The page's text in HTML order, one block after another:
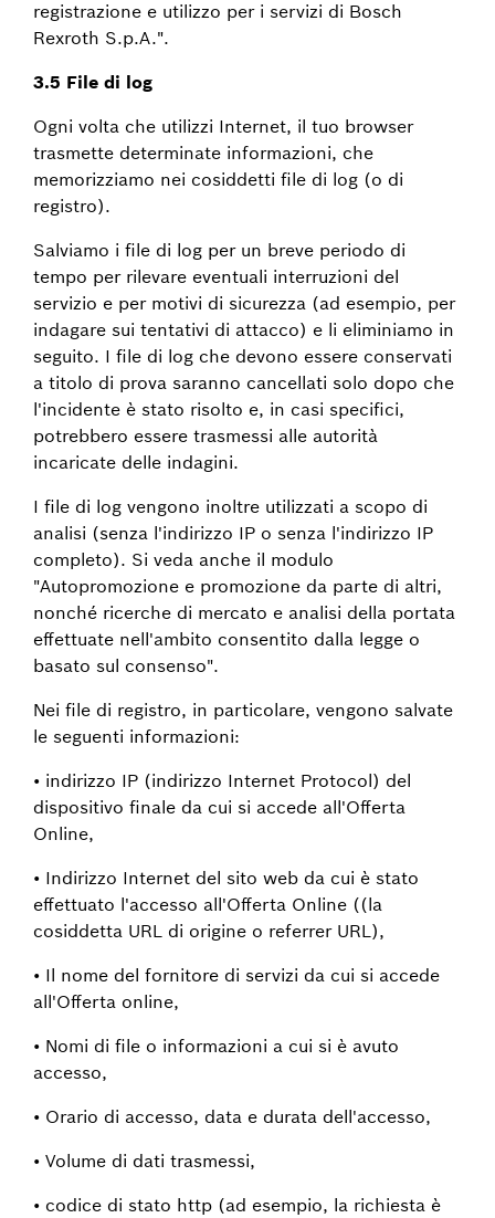
registrazione e utilizzo per i servizi di Bosch
Rexroth S.p.A.".
3.5 File di log
Ogni volta che utilizzi Internet, il tuo browser
trasmette determinate informazioni, che
memorizziamo nei cosiddetti file di log (o di
registro).
Salviamo i file di log per un breve periodo di
tempo per rilevare eventuali interruzioni del
servizio e per motivi di sicurezza (ad esempio, per
indagare sui tentativi di attacco) e li eliminiamo in
seguito. I file di log che devono essere conservati
a titolo di prova saranno cancellati solo dopo che
l'incidente è stato risolto e, in casi specifici,
potrebbero essere trasmessi alle autorità
incaricate delle indagini.
I file di log vengono inoltre utilizzati a scopo di
analisi (senza l'indirizzo IP o senza l'indirizzo IP
completo). Si veda anche il modulo
"Autopromozione e promozione da parte di altri,
nonché ricerche di mercato e analisi della portata
effettuate nell'ambito consentito dalla legge o
basato sul consenso".
Nei file di registro, in particolare, vengono salvate
le seguenti informazioni:
• indirizzo IP (indirizzo Internet Protocol) del
dispositivo finale da cui si accede all'Offerta
Online,
• Indirizzo Internet del sito web da cui è stato
effettuato l'accesso all'Offerta Online ((la
cosiddetta URL di origine o referrer URL),
• Il nome del fornitore di servizi da cui si accede
all'Offerta online,
• Nomi di file o informazioni a cui si è avuto
accesso,
• Orario di accesso, data e durata dell'accesso,
• Volume di dati trasmessi,
• codice di stato http (ad esempio, la richiesta è